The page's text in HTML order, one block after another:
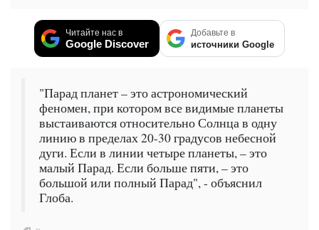
Читайте нас в
Google Discover
Добавьте в
источники Google
"Парад планет – это астрономический
феномен, при котором все видимые планеты
выстаиваются относительно Солнца в одну
линию в пределах 20-30 градусов небесной
дуги. Если в линии четыре планеты, – это
малый Парад. Если больше пяти, – это
большой или полный Парад", - объяснил
Глоба.